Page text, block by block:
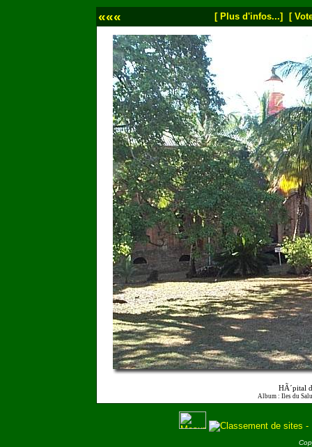
««« [ Plus d'infos...] [
HÃ´pital
Album : Iles du